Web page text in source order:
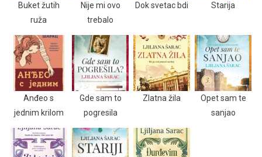
Buket žutih
ruža
Nije mi ovo
trebalo
Dok svetac bdi Starija
Anđeo s
jednim krilom
Gde sam to
pogresila
Zlatna žila
Opet sam te
sanjao